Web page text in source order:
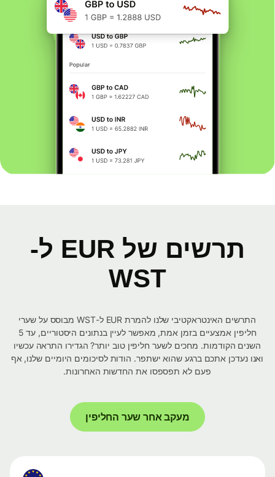
תרשים של EUR ל-
WST
התרשים האינטראקטיבי שלנו להמרת EUR ל-WST מבוסס על שערי
חליפין אמצעיים בזמן אמת, מאפשר לעיין בנתונים היסטוריים, עד 5
השנים הקודמות. מחכים לשער חליפין טוב יותר? הגדירו התראה עכשיו
ואנו נעדכן אתכם ברגע שהוא ישתפר. הודות לסיכומים היומיים שלנו, אף
פעם לא תפספסו את החדשות האחרונות.
מעקב אחר שער החליפין